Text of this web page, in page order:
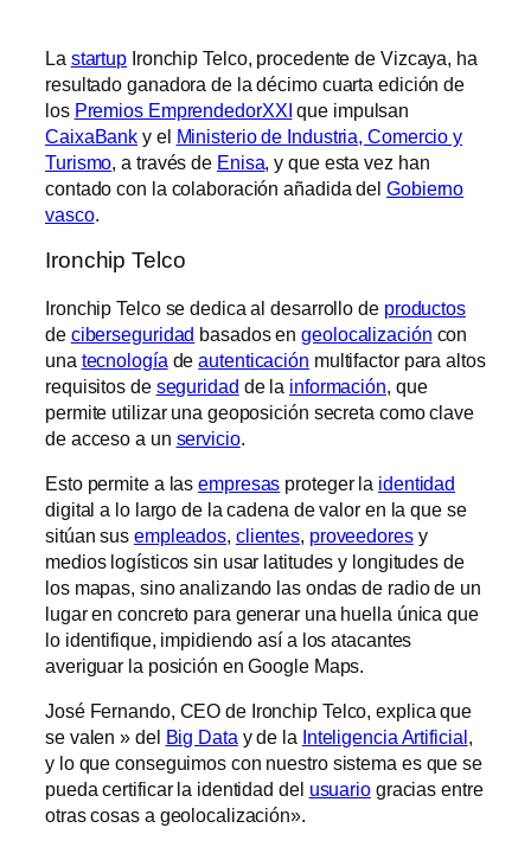
La startup Ironchip Telco, procedente de Vizcaya, ha
resultado ganadora de la décimo cuarta edición de
los Premios EmprendedorXXI que impulsan
CaixaBank y el Ministerio de Industria, Comercio y
Turismo, a través de Enisa, y que esta vez han
contado con la colaboración añadida del Gobierno
vasco.
Ironchip Telco
Ironchip Telco se dedica al desarrollo de productos
de ciberseguridad basados engeolocalización con
una tecnología deautenticación multifactor para altos
requisitos de seguridad de la información, que
permite utilizar una geoposición secreta como clave
de acceso a un servicio.
Esto permite a lasempresas proteger la identidad
digital a lo largo de la cadena de valor en la que se
sitúan sus empleados, clientes, proveedoresy
medios logísticos sin usar latitudes y longitudes de
los mapas, sino analizando las ondas de radio de un
lugar en concreto para generar una huella única que
lo identifique, impidiendo así a los atacantes
averiguar la posición en Google Maps.
José Fernando, CEO de Ironchip Telco, explica que
se valen » del Big Data y de la Inteligencia Artificial ,
y lo que conseguimos con nuestro sistema es que se
pueda certificar la identidad del usuariogracias entre
otras cosas a geolocalización».